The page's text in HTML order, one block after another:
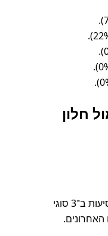
חלון
במסלול מצ'אנגגו לקוטה נרשמו נסיעות ב־3 סוגי